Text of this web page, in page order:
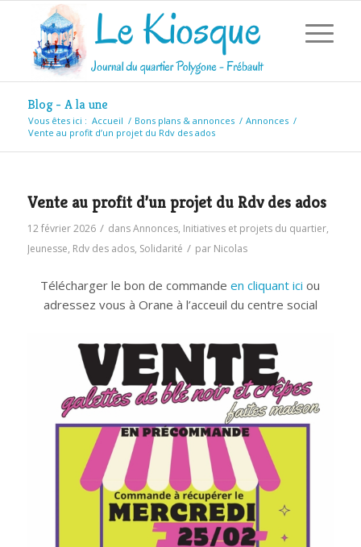
Blog - A la une
Vous êtes ici : Accueil / Bons plans & annonces / Annonces /
Vente au profit d’un projet du Rdv des ados
Vente au profit d’un projet du Rdv des ados
12 février 2026 / dansAnnonces, Initiatives et projets du quartier,
Jeunesse, Rdv des ados, Solidarité / par Nicolas
Télécharger le bon de commandeen cliquant ici ou
adressez vous à Orane à l’acceuil du centre social